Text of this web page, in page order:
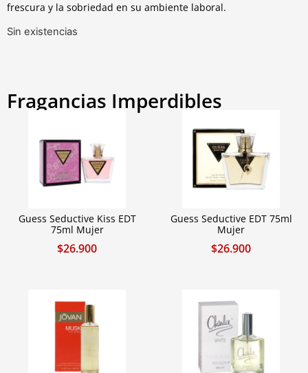
frescura y la sobriedad en su ambiente laboral.
Sin existencias
Fragancias Imperdibles
Guess Seductive Kiss EDT
75ml Mujer
$26.900
Guess Seductive EDT 75ml
Mujer
$26.900